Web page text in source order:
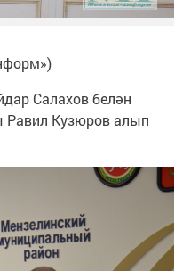
Салахов белән
Кузюров алып